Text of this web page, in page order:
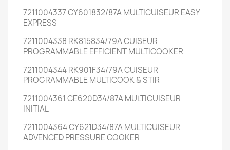
7211004337 CY601832/87A MULTICUISEUR EASY
EXPRESS
7211004338 RK815834/79A CUISEUR
PROGRAMMABLE EFFICIENT MULTICOOKER
7211004344 RK901F34/79A CUISEUR
PROGRAMMABLE MULTICOOK & STIR
7211004361 CE620D34/87A MULTICUISEUR
INITIAL
7211004364 CY621D34/87A MULTICUISEUR
ADVENCED PRESSURE COOKER